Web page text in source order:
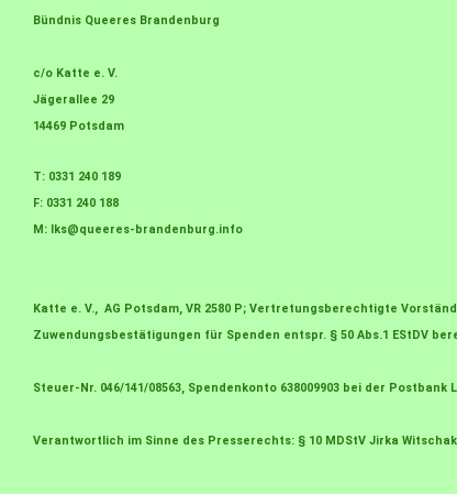
Bündnis Queeres Brandenburg
c/o Katte e. V.
Jägerallee 29
14469 Potsdam
T: 0331 240 189
F: 0331 240 188
M: lks@queeres-brandenburg.info
Katte e. V., AG Potsdam, VR 2580 P; Vertretungsberechtigte
Zuwendungsbestätigungen für Spenden entspr. § 50 Abs.1 EStDV
Steuer-Nr. 046/141/08563, Spendenkonto 638009903 bei der Postbank
Verantwortlich im Sinne des Presserechts: § 10 MDStV Jirka